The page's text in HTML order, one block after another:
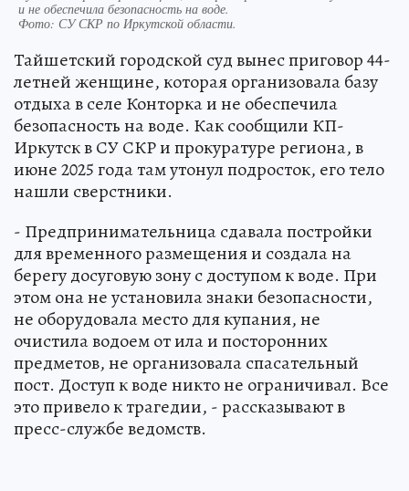
и не обеспечила безопасность на воде.
Фото: СУ СКР по Иркутской области.
Тайшетский городской суд вынес приговор 44-
летней женщине, которая организовала базу
отдыха в селе Конторка и не обеспечила
безопасность на воде. Как сообщили КП-
Иркутск в СУ СКР и прокуратуре региона, в
июне 2025 года там утонул подросток, его тело
нашли сверстники.
- Предпринимательница сдавала постройки
для временного размещения и создала на
берегу досуговую зону с доступом к воде. При
этом она не установила знаки безопасности,
не оборудовала место для купания, не
очистила водоем от ила и посторонних
предметов, не организовала спасательный
пост. Доступ к воде никто не ограничивал. Все
это привело к трагедии, - рассказывают в
пресс-службе ведомств.